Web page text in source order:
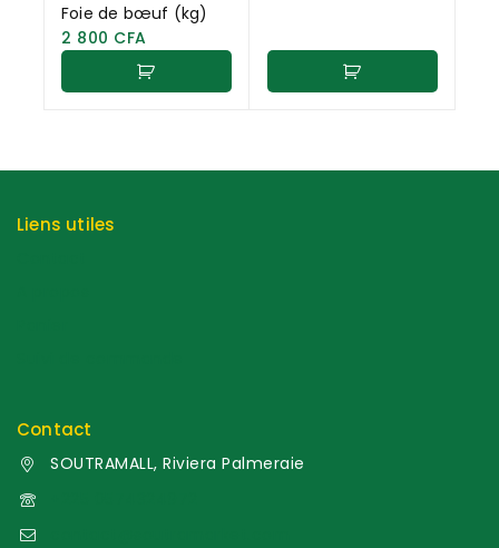
Foie de bœuf (kg)
2 800 CFA
Liens utiles
Contact
SOUTRAMALL, Riviera Palmeraie